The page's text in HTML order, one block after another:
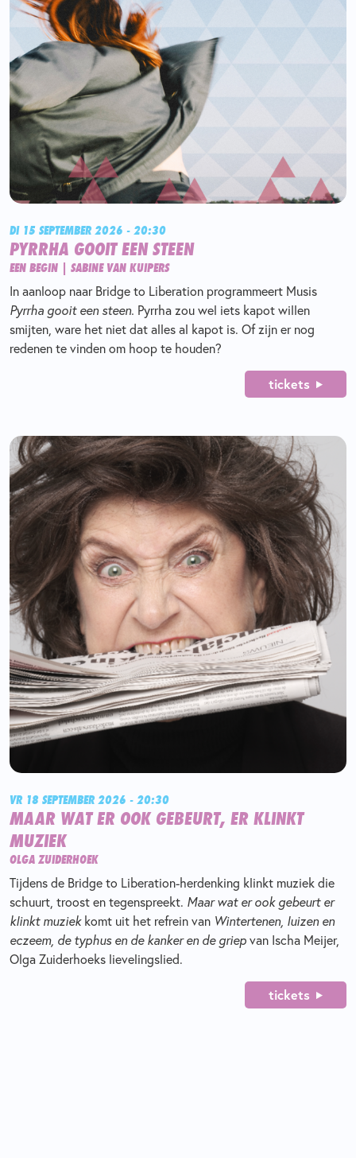
DI 15 SEPTEMBER 2026 - 20:30
PYRRHA GOOIT EEN STEEN
EEN BEGIN | SABINE VAN KUIPERS
In aanloop naar Bridge to Liberation programmeert Musis
Pyrrha gooit een steen. Pyrrha zou wel iets kapot willen
smijten, ware het niet dat alles al kapot is. Of zijn er nog
redenen te vinden om hoop te houden?
tickets
VR 18 SEPTEMBER 2026 - 20:30
MAAR WAT ER OOK GEBEURT, ER KLINKT
MUZIEK
OLGA ZUIDERHOEK
Tijdens de Bridge to Liberation-herdenking klinkt muziek die
schuurt, troost en tegenspreekt. Maar wat er ook gebeurt er
klinkt muziekkomt uit het refrein van Wintertenen, luizen en
eczeem, de typhus en de kanker en de griepvan Ischa Meijer,
Olga Zuiderhoeks lievelingslied.
tickets